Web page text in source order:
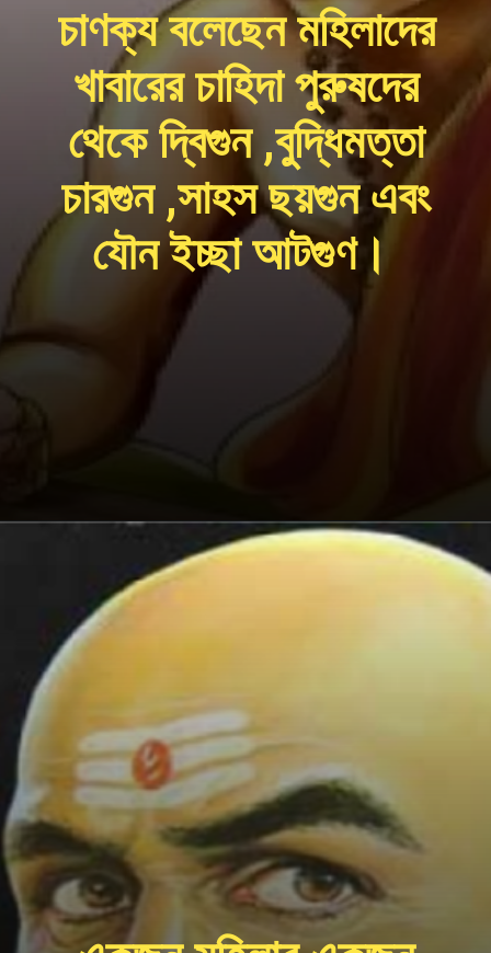
চাণক্য বলেছেন মহিলাদের
খাবারের চাহিদা পুরুষদের
থেকে দ্বিগুন ,বুদ্ধিমত্তা
চারগুন ,সাহস ছয়গুন এবং
যৌন ইচ্ছা আটগুণ।